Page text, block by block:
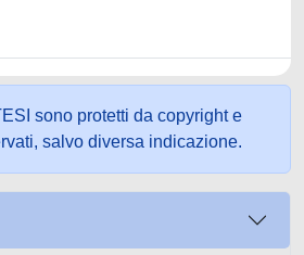
sono protetti da copyright e
salvo diversa indicazione.